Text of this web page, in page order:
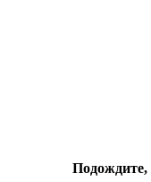
Подождите,